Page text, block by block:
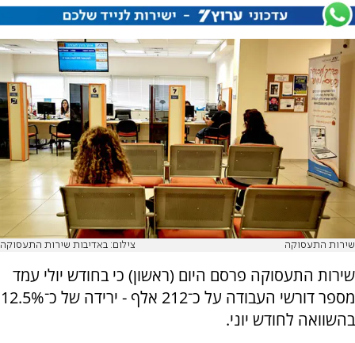
שירות התעסוקה צילום: באדיבות שירות התעסוקה
שירות התעסוקה פרסם היום (ראשון) כי בחודש יולי עמד
מספר דורשי העבודה על כ־212 אלף - ירידה של כ־12.5%
בהשוואה לחודש יוני.